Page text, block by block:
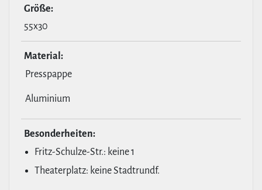
Größe:
55x30
Material:
Presspappe
Aluminium
Beson­der­heiten:
Fritz-Schulze-Str.: keine 1
Theaterplatz: keine Stadtrundf.